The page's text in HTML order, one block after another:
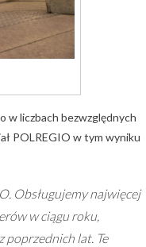
w liczbach bezwzględnych
POLREGIO w tym wyniku
Obsługujemy najwięcej
w ciągu roku,
poprzednich lat. Te